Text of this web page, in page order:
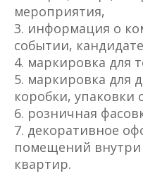
мероприятия,
информация о
событии,
маркировка для
маркировка для
коробки, упаковки
розничная
декоративное
помещений
квартир.